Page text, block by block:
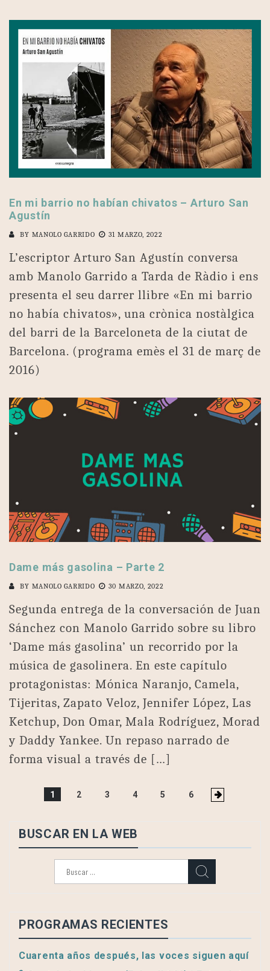
En mi barrio no habían chivatos – Arturo San
Agustín
BY MANOLO GARRIDO 31 MARZO, 2022
L’escriptor Arturo San Agustín conversa
amb Manolo Garrido a Tarda de Ràdio i ens
presenta el seu darrer llibre «En mi barrio
no había chivatos», una crònica nostàlgica
del barri de la Barceloneta de la ciutat de
Barcelona. (programa emès el 31 de març de
2016)
Dame más gasolina – Parte 2
BY MANOLO GARRIDO 30 MARZO, 2022
Segunda entrega de la conversación de Juan
Sánchez con Manolo Garrido sobre su libro
‘Dame más gasolina’ un recorrido por la
música de gasolinera. En este capítulo
protagonistas: Mónica Naranjo, Camela,
Tijeritas, Zapato Veloz, Jennifer López, Las
Ketchup, Don Omar, Mala Rodríguez, Morad
y Daddy Yankee. Un repaso narrado de
forma visual a través de […]
Paginación
1 2 3 4 5 6
BUSCAR EN LA WEB
PROGRAMAS RECIENTES
Cuarenta años después, las voces siguen aquí